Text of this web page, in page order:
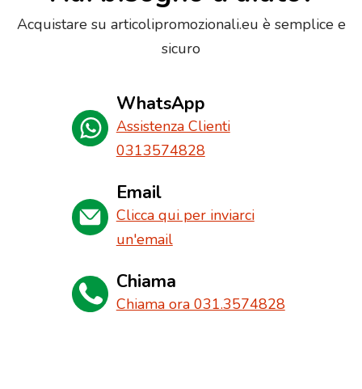
Acquistare su articolipromozionali.eu è semplice e
sicuro
WhatsApp
Assistenza Clienti
0313574828
Email
Clicca qui per inviarci
un'email
Chiama
Chiama ora 031.3574828